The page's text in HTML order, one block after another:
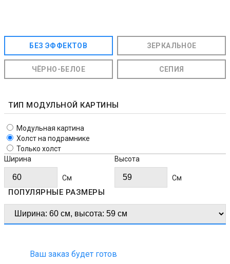
БЕЗ ЭФФЕКТОВ ЗЕРКАЛЬНОЕ
ЧЁРНО-БЕЛОЕ СЕПИЯ
ТИП МОДУЛЬНОЙ КАРТИНЫ
Модульная картина
Холст на подрамнике
Только холст
Ширина
Cм
Высота
Cм
ПОПУЛЯРНЫЕ РАЗМЕРЫ
Ваш заказ будет готов